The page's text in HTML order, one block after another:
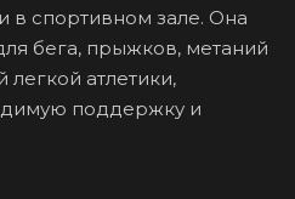
в спортивном зале. Она
бега, прыжков, метаний
атлетики,
поддержку и